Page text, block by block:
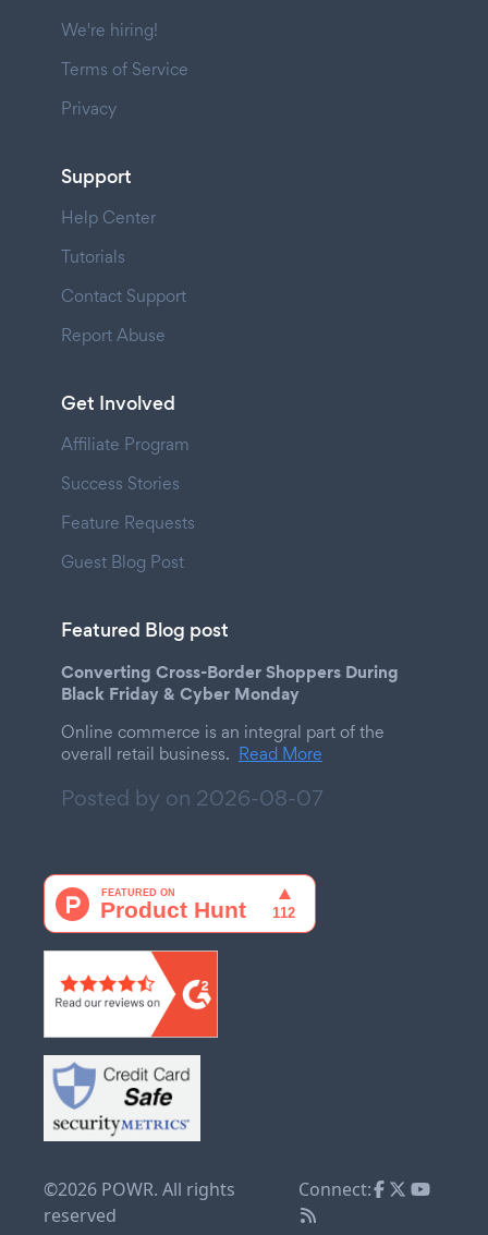
We're hiring!
Terms of Service
Privacy
Support
Help Center
Tutorials
Contact Support
Report Abuse
Get Involved
Affiliate Program
Success Stories
Feature Requests
Guest Blog Post
Featured Blog post
Converting Cross-Border Shoppers During
Black Friday & Cyber Monday
Online commerce is an integral part of the
overall retail business. Read More
Posted by on 2026-08-07
©2026 POWR. All rights
reserved
Connect: